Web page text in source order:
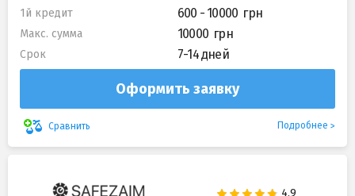
1й кредит 600 - 10000
Макс. сумма 10000
Срок 7-14 дней
Оформить заявку
Сравнить Подробнее